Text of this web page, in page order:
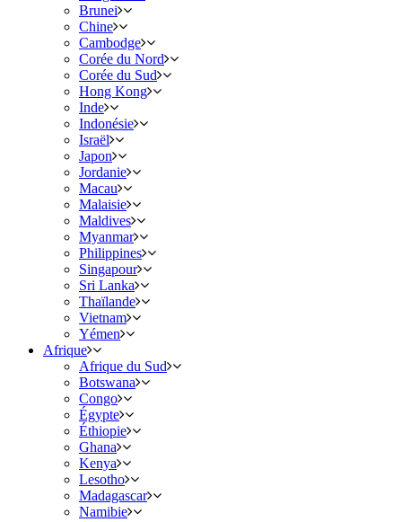
Brunei
Chine
Cambodge
Corée du Nord
Corée du Sud
Hong Kong
Inde
Indonésie
Israël
Japon
Jordanie
Macau
Malaisie
Maldives
Myanmar
Philippines
Singapour
Sri Lanka
Thaïlande
Vietnam
Yémen
Afrique
Afrique du Sud
Botswana
Congo
Égypte
Éthiopie
Ghana
Kenya
Lesotho
Madagascar
Namibie